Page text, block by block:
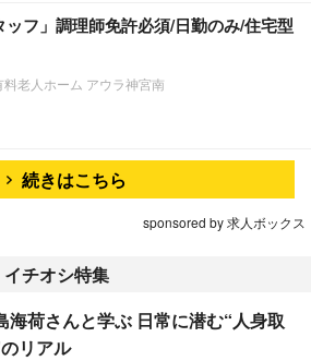
ッフ」調理師免許必須/日勤のみ/住宅型
老人ホーム アウラ神宮南
続きはこちら
sponsored by 求人ボックス
チオシ特集
海荷さんと学ぶ 日常に潜む“人身取
リアル